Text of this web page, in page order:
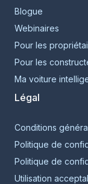
Blogue
Webinaires
Pour les
Pour les
Ma voiture
Légal
Conditions
Politique de
Politique de
Utilisation